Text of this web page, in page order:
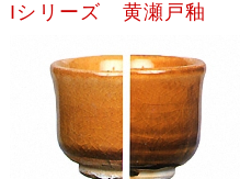
Iシリーズ 黄瀬戸釉